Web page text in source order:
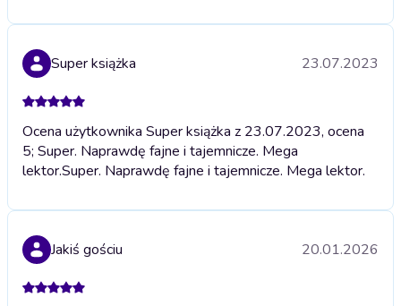
Super książka 23.07.2023
Ocena użytkownika Super książka z 23.07.2023, ocena
5; Super. Naprawdę fajne i tajemnicze. Mega
lektor.Super. Naprawdę fajne i tajemnicze. Mega lektor.
Jakiś gościu 20.01.2026